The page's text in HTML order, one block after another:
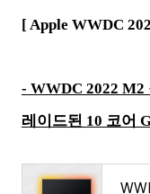
[ Apple WWDC
- WWDC 2022 M2
레이드된 10 코어